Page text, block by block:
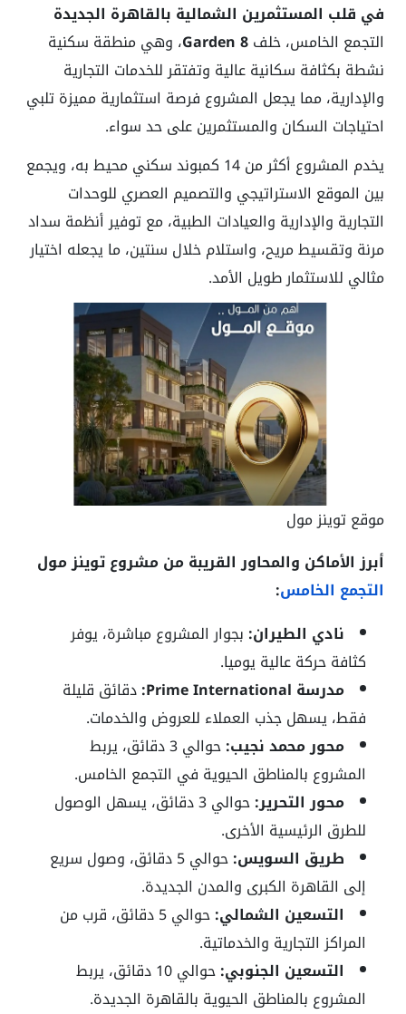
في قلب المستثمرين الشمالية بالقاهرة الجديدة
التجمع الخامس، خلفGarden 8، وهي منطقة سكنية
نشطة بكثافة سكانية عالية وتفتقر للخدمات التجارية
والإدارية، مما يجعل المشروع فرصة استثمارية مميزة تلبي
احتياجات السكان والمستثمرين على حد سواء.
يخدم المشروع أكثر من 14 كمبوند سكني محيط به، ويجمع
بين الموقع الاستراتيجي والتصميم العصري للوحدات
التجارية والإدارية والعيادات الطبية، مع توفير أنظمة سداد
مرنة وتقسيط مريح، واستلام خلال سنتين، ما يجعله اختيار
مثالي للاستثمار طويل الأمد.
موقع توينز مول
أبرز الأماكن والمحاور القريبة من مشروع توينز مول
التجمع الخامس:
نادي الطيران: بجوار المشروع مباشرة، يوفر
كثافة حركة عالية يوميا.
مدرسة Prime International:
دقائق قليلة
فقط، يسهل جذب العملاء للعروض والخدمات.
محور محمد نجيب:
حوالي 3 دقائق، يربط
المشروع بالمناطق الحيوية في التجمع الخامس.
محور التحرير:
حوالي 3 دقائق، يسهل الوصول
للطرق الرئيسية الأخرى.
طريق السويس:
حوالي 5 دقائق، وصول سريع
إلى القاهرة الكبرى والمدن الجديدة.
التسعين الشمالي:
حوالي 5 دقائق، قرب من
المراكز التجارية والخدماتية.
التسعين الجنوبي:
حوالي 10 دقائق، يربط
المشروع بالمناطق الحيوية بالقاهرة الجديدة.